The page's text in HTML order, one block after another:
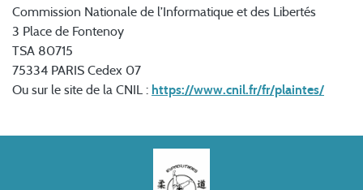
Commission Nationale de l’Informatique et des Libertés
3 Place de Fontenoy
TSA 80715
75334 PARIS Cedex 07
Ou sur le site de la CNIL : https://www.cnil.fr/fr/plaintes/